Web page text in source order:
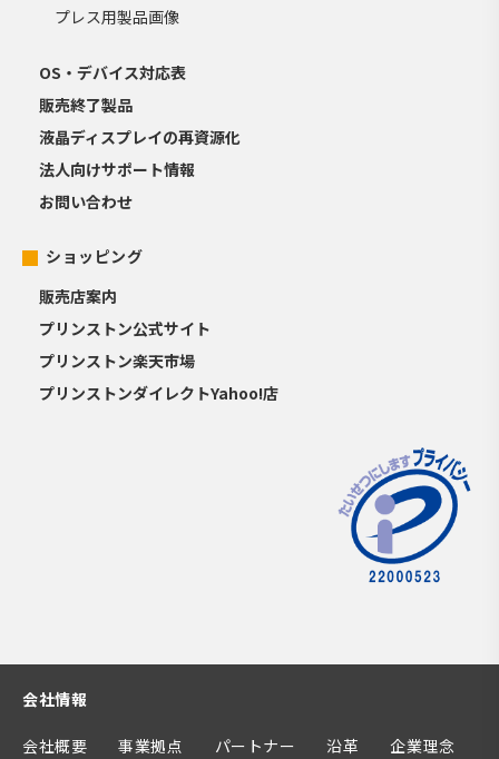
プレス用製品画像
OS・デバイス対応表
販売終了製品
液晶ディスプレイの再資源化
法人向けサポート情報
お問い合わせ
ショッピング
販売店案内
プリンストン公式サイト
プリンストン楽天市場
プリンストンダイレクトYahoo!店
会社情報
会社概要 事業拠点 パートナー 沿革 企業理念